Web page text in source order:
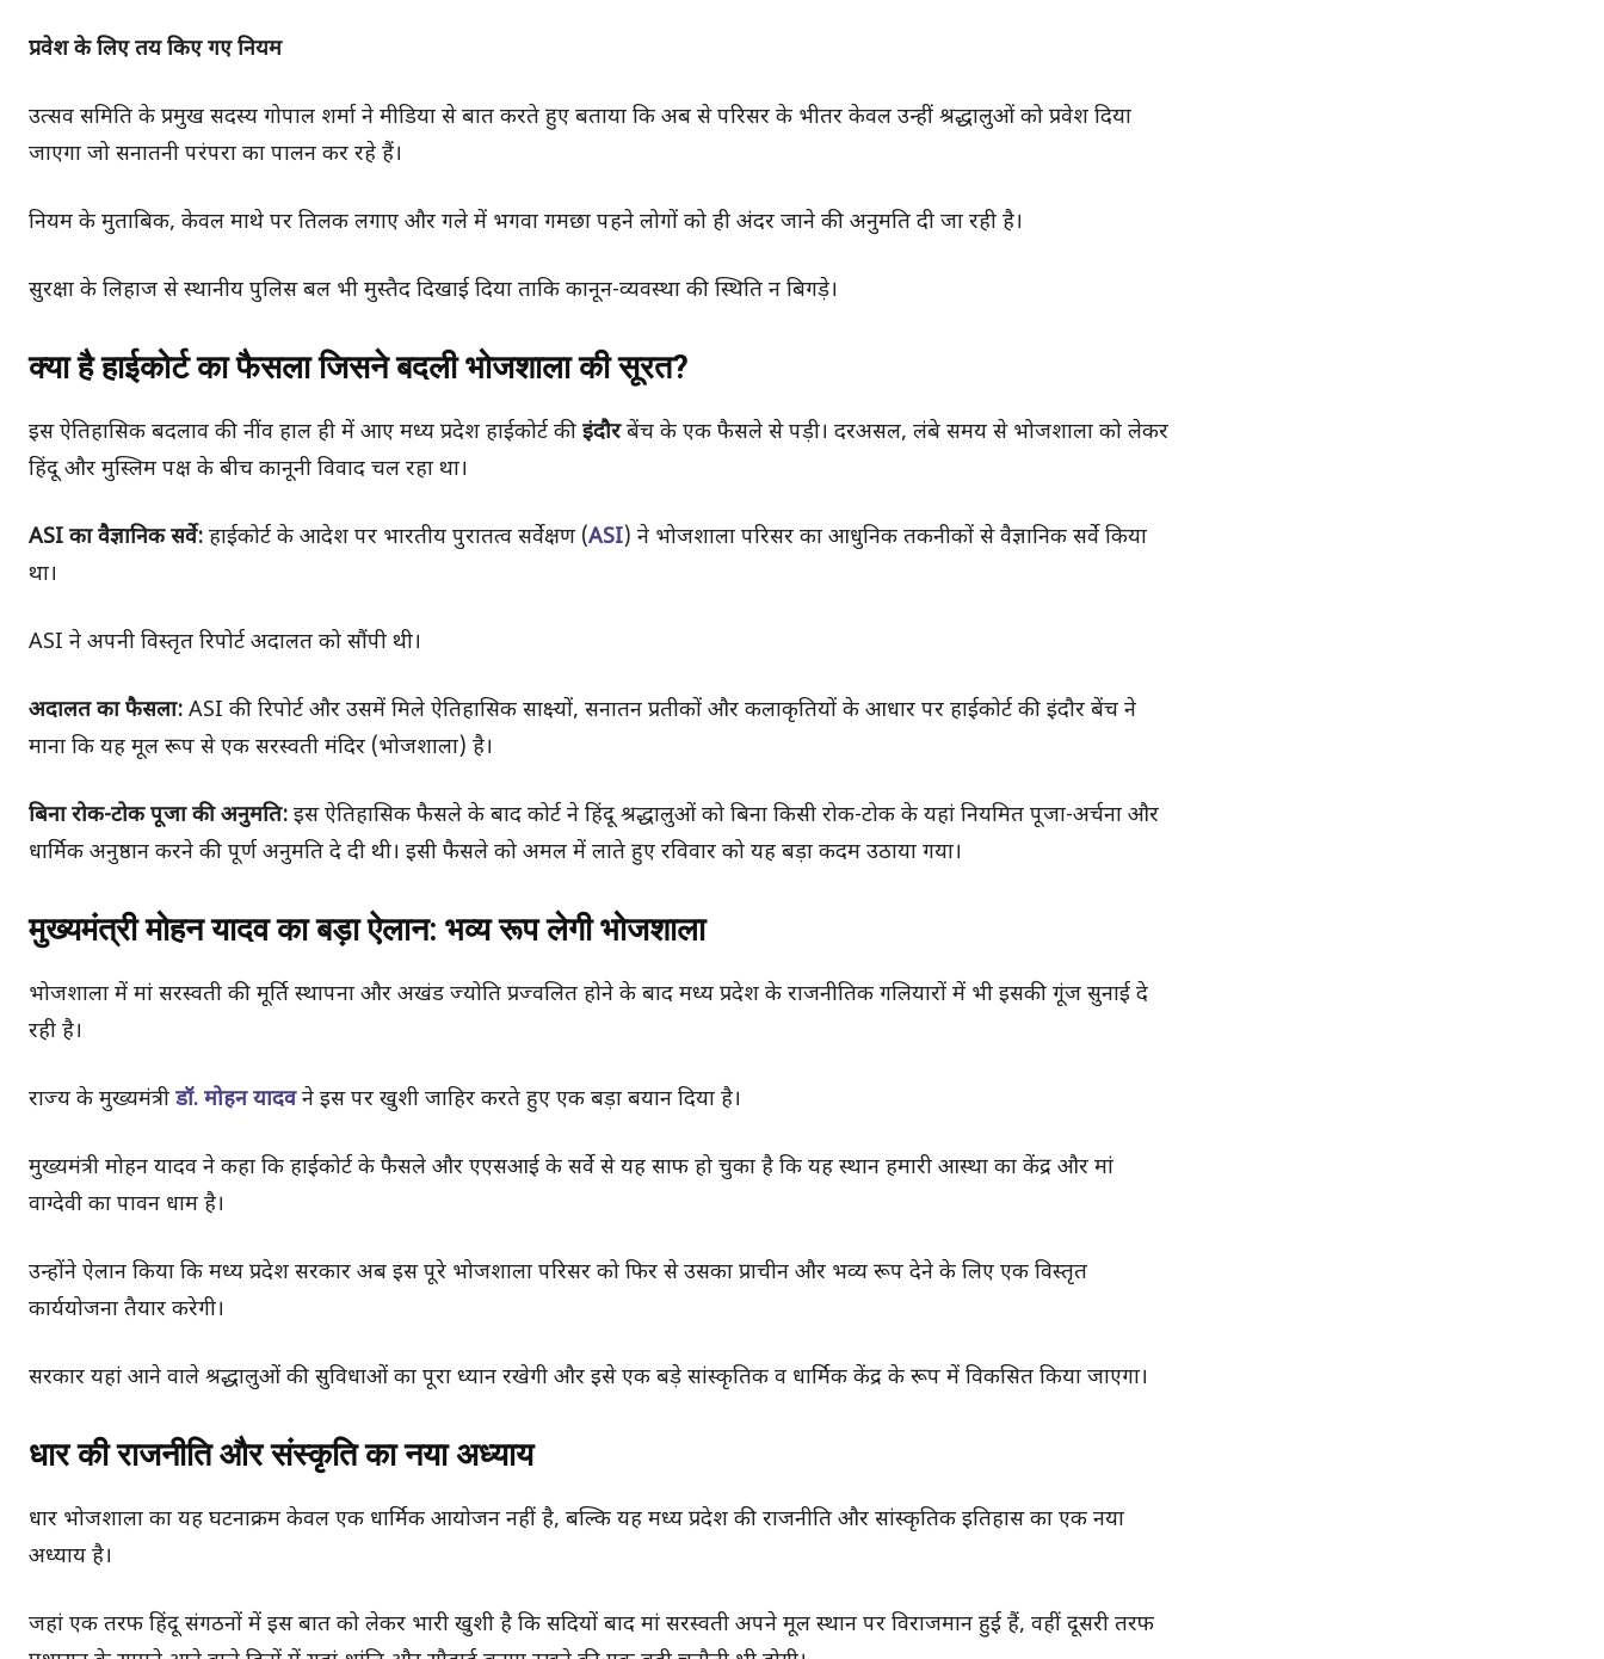
प्रवेश के लिए तय किए गए नियम
उत्सव समिति के प्रमुख सदस्य गोपाल शर्मा ने मीडिया से बात करते हुए बताया कि अब से परिसर के भीतर केवल उन्हीं श्रद्धालुओं को प्रवेश दिया
जाएगा जो सनातनी परंपरा का पालन कर रहे हैं।
नियम के मुताबिक, केवल माथे पर तिलक लगाए और गले में भगवा गमछा पहने लोगों को ही अंदर जाने की अनुमति दी जा रही है।
सुरक्षा के लिहाज से स्थानीय पुलिस बल भी मुस्तैद दिखाई दिया ताकि कानून-व्यवस्था की स्थिति न बिगड़े।
क्या है हाईकोर्ट का फैसला जिसने बदली भोजशाला की सूरत?
इस ऐतिहासिक बदलाव की नींव हाल ही में आए मध्य प्रदेश हाईकोर्ट की इंदौरबेंच के एक फैसले से पड़ी। दरअसल, लंबे समय से भोजशाला को लेकर
हिंदू और मुस्लिम पक्ष के बीच कानूनी विवाद चल रहा था।
ASI का वैज्ञानिक सर्वे: हाईकोर्ट के आदेश पर भारतीय पुरातत्व सर्वेक्षण (ASI) ने भोजशाला परिसर का आधुनिक तकनीकों से वैज्ञानिक सर्वे किया
था।
ASI ने अपनी विस्तृत रिपोर्ट अदालत को सौंपी थी।
अदालत का फैसला: ASI की रिपोर्ट और उसमें मिले ऐतिहासिक साक्ष्यों, सनातन प्रतीकों और कलाकृतियों के आधार पर हाईकोर्ट की इंदौर बेंच ने
माना कि यह मूल रूप से एक सरस्वती मंदिर (भोजशाला) है।
बिना रोक-टोक पूजा की अनुमति: इस ऐतिहासिक फैसले के बाद कोर्ट ने हिंदू श्रद्धालुओं को बिना किसी रोक-टोक के यहां नियमित पूजा-अर्चना और
धार्मिक अनुष्ठान करने की पूर्ण अनुमति दे दी थी। इसी फैसले को अमल में लाते हुए रविवार को यह बड़ा कदम उठाया गया।
मुख्यमंत्री मोहन यादव का बड़ा ऐलान: भव्य रूप लेगी भोजशाला
भोजशाला में मां सरस्वती की मूर्ति स्थापना और अखंड ज्योति प्रज्वलित होने के बाद मध्य प्रदेश के राजनीतिक गलियारों में भी इसकी गूंज सुनाई दे
रही है।
राज्य के मुख्यमंत्री डॉ. मोहन यादवने इस पर खुशी जाहिर करते हुए एक बड़ा बयान दिया है।
मुख्यमंत्री मोहन यादव ने कहा कि हाईकोर्ट के फैसले और एएसआई के सर्वे से यह साफ हो चुका है कि यह स्थान हमारी आस्था का केंद्र और मां
वाग्देवी का पावन धाम है।
उन्होंने ऐलान किया कि मध्य प्रदेश सरकार अब इस पूरे भोजशाला परिसर को फिर से उसका प्राचीन और भव्य रूप देने के लिए एक विस्तृत
कार्ययोजना तैयार करेगी।
सरकार यहां आने वाले श्रद्धालुओं की सुविधाओं का पूरा ध्यान रखेगी और इसे एक बड़े सांस्कृतिक व धार्मिक केंद्र के रूप में विकसित किया जाएगा।
धार की राजनीति और संस्कृति का नया अध्याय
धार भोजशाला का यह घटनाक्रम केवल एक धार्मिक आयोजन नहीं है, बल्कि यह मध्य प्रदेश की राजनीति और सांस्कृतिक इतिहास का एक नया
अध्याय है।
जहां एक तरफ हिंदू संगठनों में इस बात को लेकर भारी खुशी है कि सदियों बाद मां सरस्वती अपने मूल स्थान पर विराजमान हुई हैं, वहीं दूसरी तरफ